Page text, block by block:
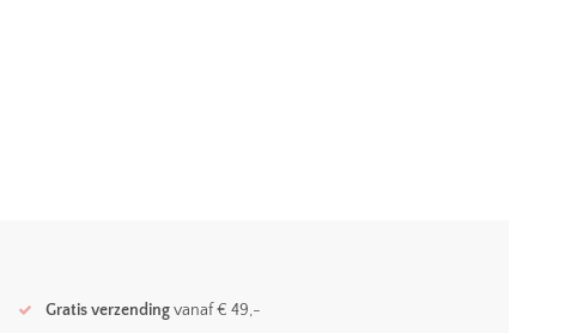
Gratis verzendingvanaf € 49,-